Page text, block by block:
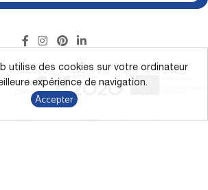
utilise des cookies sur votre ordinateur
expérience de navigation.
Accepter